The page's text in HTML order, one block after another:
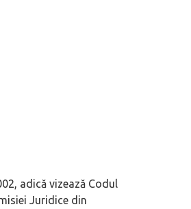
adică vizează Codul
Juridice din